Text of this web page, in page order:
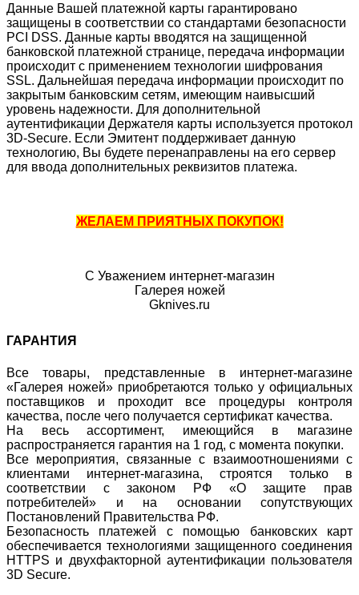
Данные Вашей платежной карты гарантировано
защищены в соответствии со стандартами безопасности
PCI DSS. Данные карты вводятся на защищенной
банковской платежной странице, передача информации
происходит с применением технологии шифрования
SSL. Дальнейшая передача информации происходит по
закрытым банковским сетям, имеющим наивысший
уровень надежности. Для дополнительной
аутентификации Держателя карты используется протокол
3D-Secure. Если Эмитент поддерживает данную
технологию, Вы будете перенаправлены на его сервер
для ввода дополнительных реквизитов платежа.
ЖЕЛАЕМ ПРИЯТНЫХ ПОКУПОК!
С Уважением интернет-магазин
Галерея ножей
Gknives.ru
ГАРАНТИЯ
Все товары, представленные в интернет-магазине
«Галерея ножей» приобретаются только у официальных
поставщиков и проходит все процедуры контроля
качества, после чего получается сертификат качества.
На весь ассортимент, имеющийся в магазине
распространяется гарантия на 1 год, с момента покупки.
Все мероприятия, связанные с взаимоотношениями с
клиентами интернет-магазина, строятся только в
соответствии с законом РФ «О защите прав
потребителей» и на основании сопутствующих
Постановлений Правительства РФ.
Безопасность платежей с помощью банковских карт
обеспечивается технологиями защищенного соединения
HTTPS и двухфакторной аутентификации пользователя
3D Secure.